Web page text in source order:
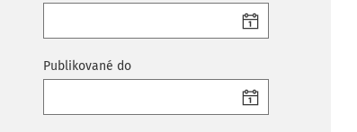
Publikované do